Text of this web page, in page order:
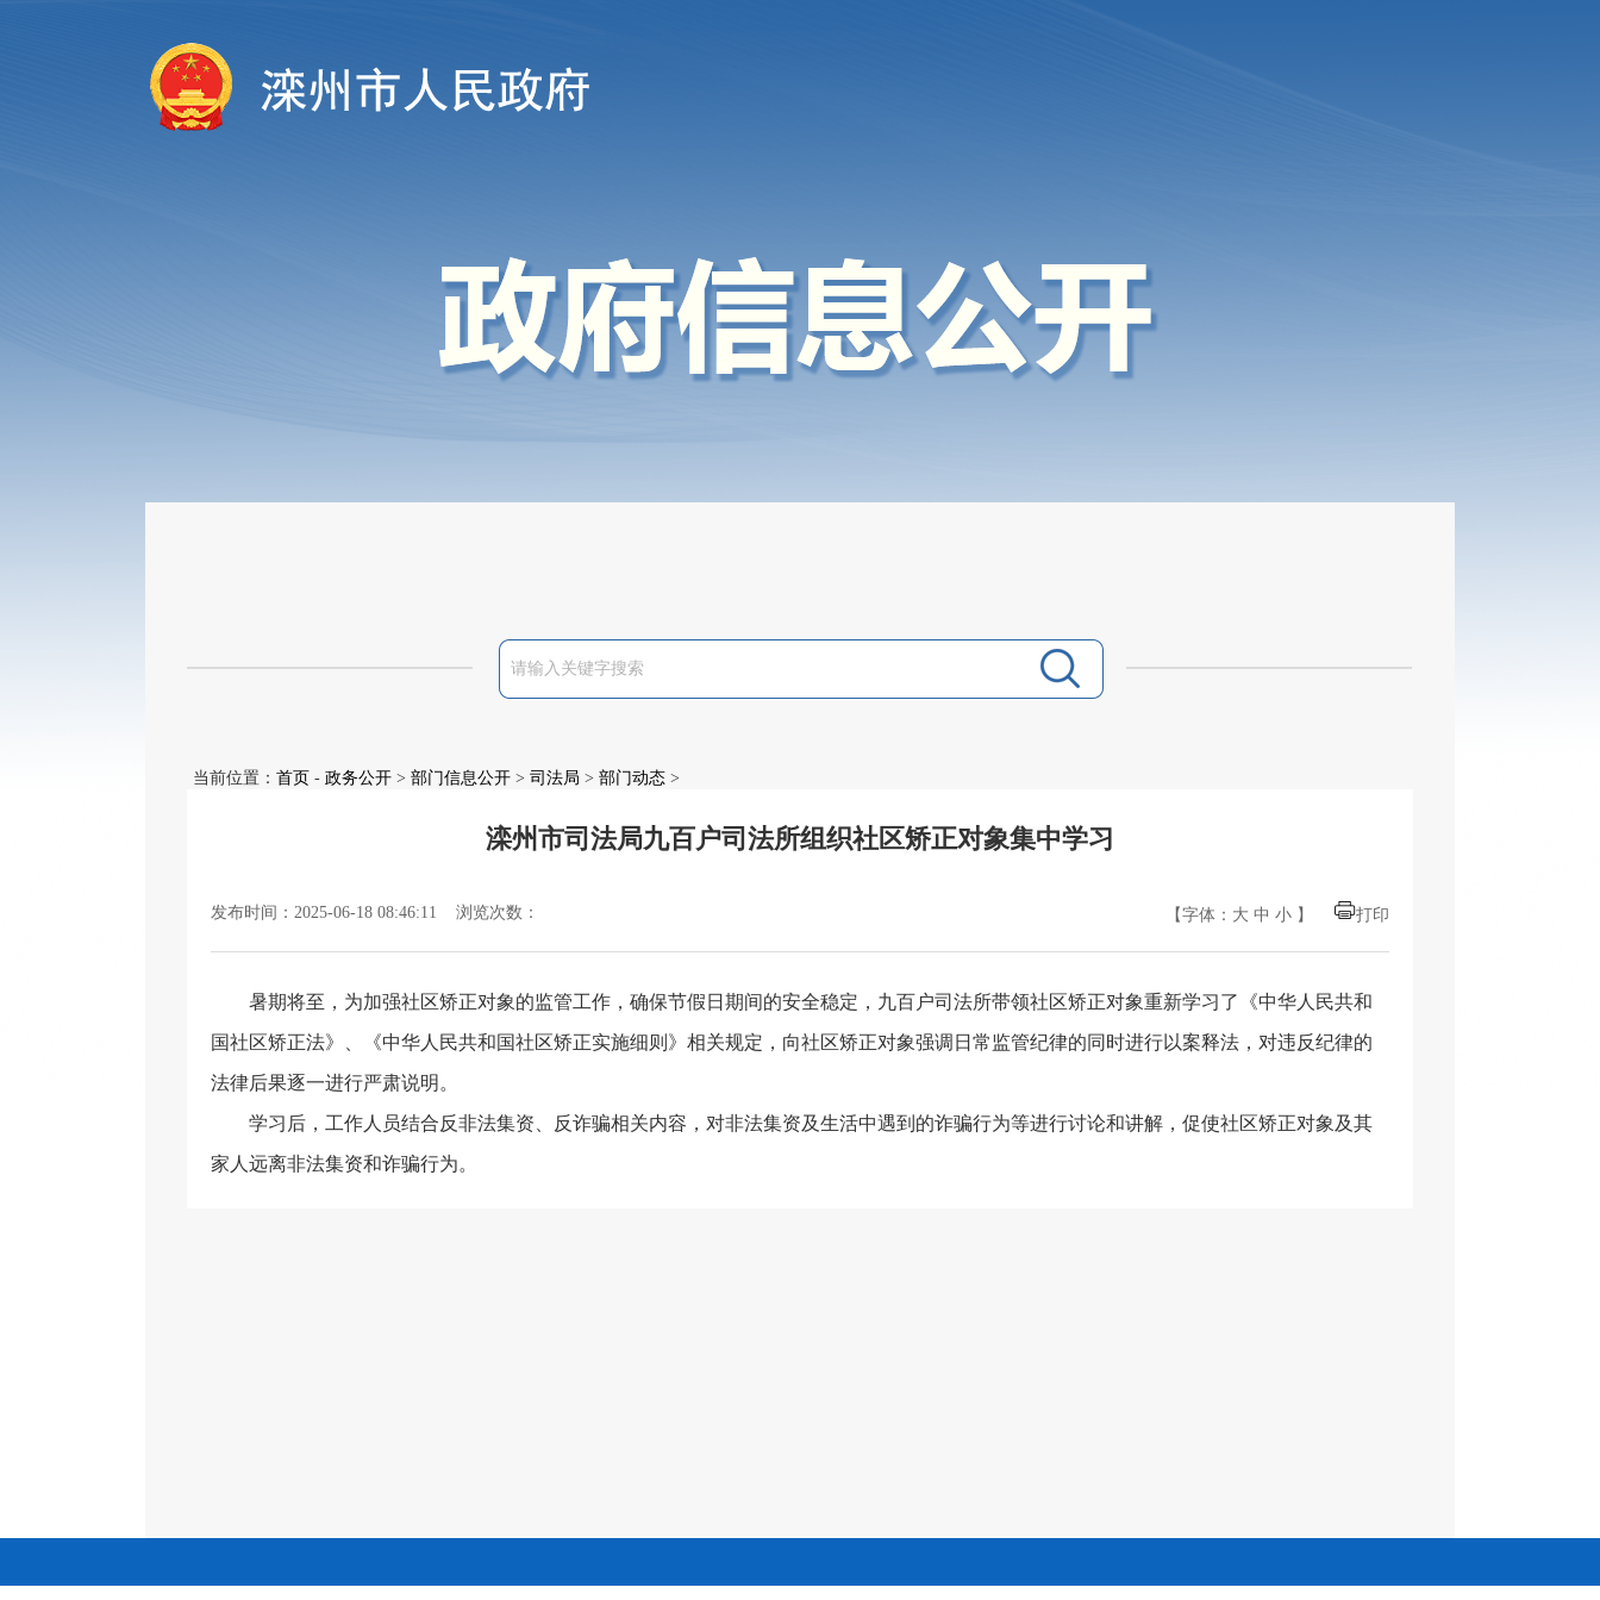
当前位置： 首页 - 政务公开 > 部门信息公开 > 司法局 > 部门动态 >
滦州市司法局九百户司法所组织社区矫正对象集中学习
发布时间：2025-06-18 08:46:11 浏览次数： 【字体： 大 中 小 】 打印
暑期将至，为加强社区矫正对象的监管工作，确保节假日期间的安全稳定，九百户司法所带领社区矫正对象重新学习了《中华人民共和
国社区矫正法》、《中华人民共和国社区矫正实施细则》相关规定，向社区矫正对象强调日常监管纪律的同时进行以案释法，对违反纪律的
法律后果逐一进行严肃说明。
学习后，工作人员结合反非法集资、反诈骗相关内容，对非法集资及生活中遇到的诈骗行为等进行讨论和讲解，促使社区矫正对象及其
家人远离非法集资和诈骗行为。